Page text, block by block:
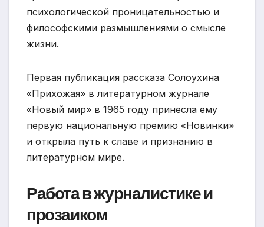
психологической проницательностью и
философскими размышлениями о смысле
жизни.
Первая публикация рассказа Солоухина
«Прихожая» в литературном журнале
«Новый мир» в 1965 году принесла ему
первую национальную премию «Новинки»
и открыла путь к славе и признанию в
литературном мире.
Работа в журналистике и
прозаиком